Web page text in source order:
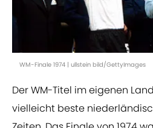
WM-Finale 1974 | ullstein bild/GettyImages
Der WM-Titel im eigenen
vielleicht beste